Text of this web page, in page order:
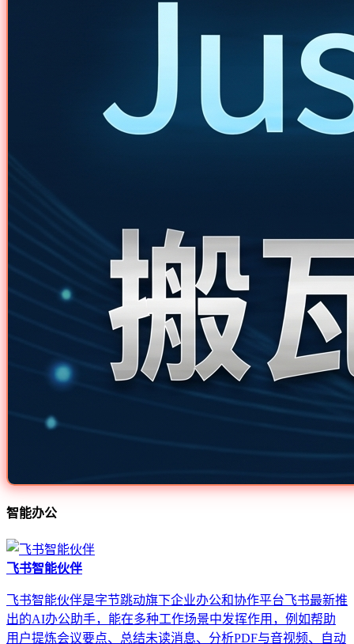
智能办公
飞书智能伙伴
飞书智能伙伴是字节跳动旗下企业办公和协作平台飞书最新推
出的AI办公助手，能在多种工作场景中发挥作用，例如帮助
用户提炼会议要点、总结未读消息、分析PDF与音视频、自动